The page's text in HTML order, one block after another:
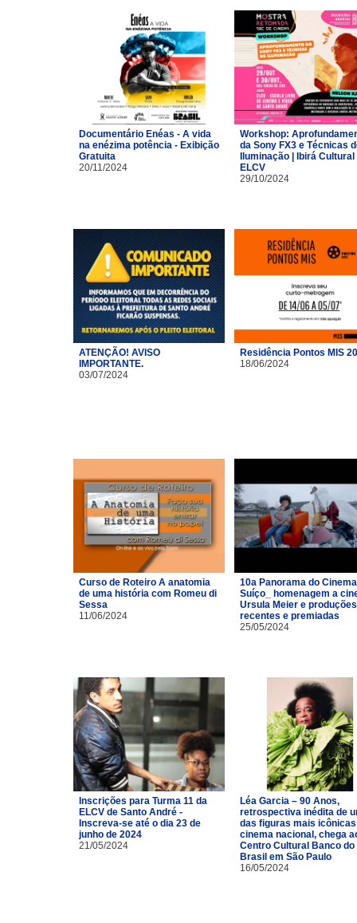
Documentário Enéas - A vida
na enézima potência - Exibição
Gratuita
20/11/2024
Workshop:
da Sony FX3 e Técnicas
Iluminação | Ibirá Cultural
ELCV
29/10/2024
ATENÇÃO! AVISO
IMPORTANTE.
03/07/2024
Residência Pontos MIS
18/06/2024
Curso de Roteiro A anatomia
de uma história com Romeu di
Sessa
11/06/2024
10a Panorama do Cinema
Suíço_ homenagem a
Ursula Meier e produções
recentes e premiadas
25/05/2024
Inscrições para Turma 11 da
ELCV de Santo André -
Inscreva-se até o dia 23 de
junho de 2024
21/05/2024
Léa Garcia – 90 Anos,
retrospectiva inédita de
das figuras mais
cinema nacional, chega
Centro Cultural Banco do
Brasil em São Paulo
16/05/2024